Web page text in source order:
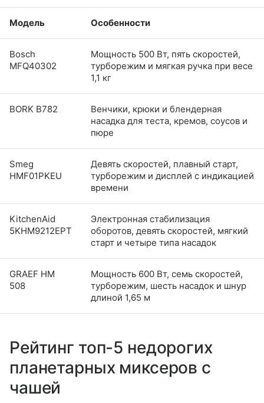
Модель Особенности
Bosch
MFQ40302
Мощность 500 Вт, пять скоростей,
турборежим и мягкая ручка при весе
1,1 кг
BORK B782
Венчики, крюки и блендерная
насадка для теста, кремов, соусов и
пюре
Smeg
HMF01PKEU
Девять скоростей, плавный старт,
турборежим и дисплей с индикацией
времени
KitchenAid
5KHM9212EPT
Электронная стабилизация
оборотов, девять скоростей, мягкий
старт и четыре типа насадок
GRAEF HM
508
Мощность 600 Вт, семь скоростей,
турборежим, шесть насадок и шнур
длиной 1,65 м
Рейтинг топ-5 недорогих
планетарных миксеров с
чашей